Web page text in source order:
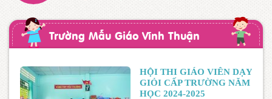
Trường Mẫu Giáo Vĩnh Thuận
HỘI THI GIÁO VIÊN DẠY
GIỎI CẤP TRƯỜNG NĂM
HỌC 2024-2025